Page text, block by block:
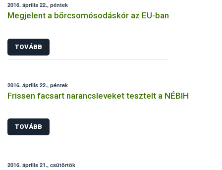
2016. április 22., péntek
Megjelent a bőrcsomósodáskór az EU-ban
TOVÁBB
2016. április 22., péntek
Frissen facsart narancsleveket tesztelt a NÉBIH
TOVÁBB
2016. április 21., csütörtök